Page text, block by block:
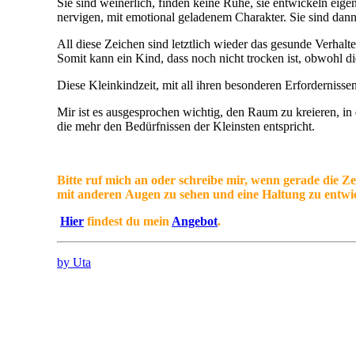
Sie sind weinerlich, finden keine Ruhe, sie entwickeln
nervigen, mit emotional geladenem Charakter. Sie sind
All diese Zeichen sind letztlich wieder das gesunde
Somit kann ein Kind, dass noch nicht trocken ist, obwohl
Diese Kleinkindzeit, mit all ihren besonderen
Mir ist es ausgesprochen wichtig, den Raum zu kreieren,
die mehr den Bedürfnissen der Kleinsten entspricht.
Bitte ruf mich an oder schreibe mir, wenn gerade die
mit anderen Augen zu sehen und eine Haltung zu
Hier findest du mein Angebot.
by Uta